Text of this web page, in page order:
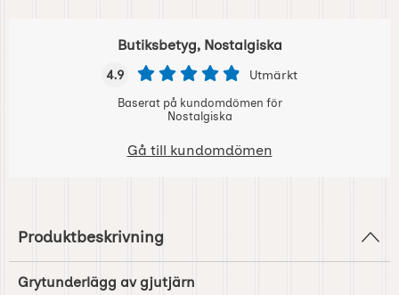
Butiksbetyg, Nostalgiska
4.9 Utmärkt
Baserat på kundomdömen för
Nostalgiska
Gå till kundomdömen
Produktbeskrivning
Grytunderlägg av gjutjärn